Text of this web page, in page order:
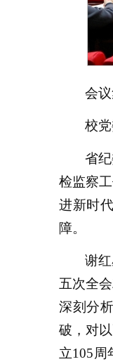
会
校
省
检监察
进新时
障。
谢
五次全
深刻分
破，对
立105周